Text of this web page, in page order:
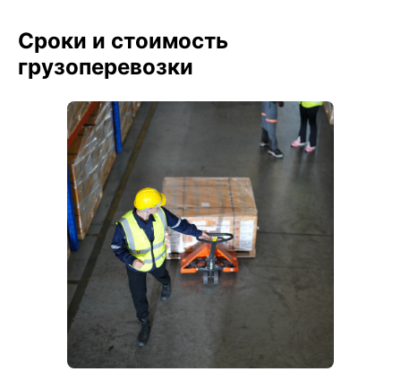
Сроки и стоимость
грузоперевозки